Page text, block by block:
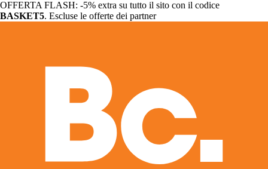
OFFERTA FLASH: -5% extra su tutto il sito con il codice
BASKET5. Escluse le offerte dei partner